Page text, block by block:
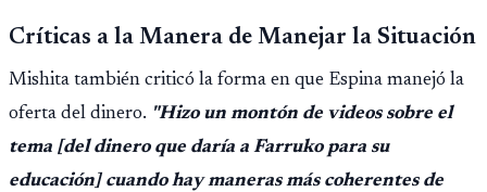
Críticas a la Manera de Manejar la Situación
Mishita también criticó la forma en que Espina manejó la
oferta del dinero. "Hizo un montón de videos sobre el
tema [del dinero que daría a Farruko para su
educación] cuando hay maneras más coherentes de